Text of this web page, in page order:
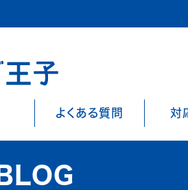
よくある質問 対
BLOG